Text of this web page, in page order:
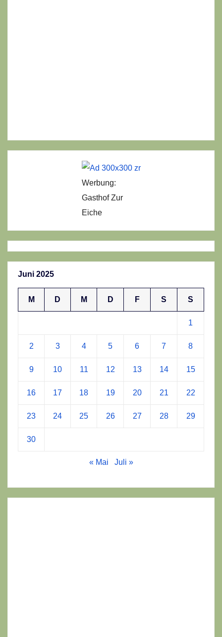
Werbung:
Gasthof Zur
Eiche
Juni 2025
M D M D F S S
1
2 3 4 5 6 7 8
9 10 11 12 13 14 15
16 17 18 19 20 21 22
23 24 25 26 27 28 29
30
« Mai Juli »